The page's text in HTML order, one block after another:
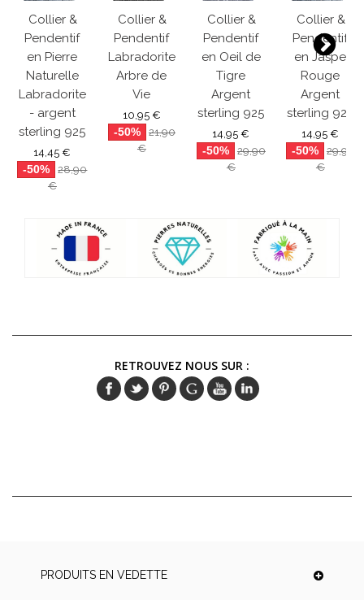
Collier &
Pendentif
en Pierre
Naturelle
Labradorite
- argent
sterling 925
14,45 €
-50%
28,90
€
Collier &
Pendentif
Labradorite
Arbre de
Vie
10,95 €
-50%
21,90
€
Collier &
Pendentif
en Oeil de
Tigre
Argent
sterling 925
14,95 €
-50%
29,90
€
Collier &
Pendentif
en Jaspe
Rouge
Argent
sterling 925
14,95 €
-50%
29,90
€
RETROUVEZ NOUS SUR :
PRODUITS EN VEDETTE